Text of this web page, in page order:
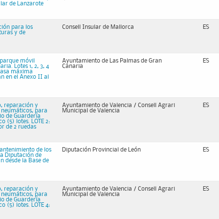
de Lanzarote
para los
y de
Consell Insular de Mallorca ES
móvil
Lotes 1, 2, 3, 4
máxima
en el Anexo II al
Ayuntamiento de Las Palmas de Gran
Canaria
ES
reparación y
para
de Guardería
(5) lotes. LOTE 2:
de 2 ruedas
Ayuntamiento de Valencia / Consell Agrari
Municipal de Valencia
ES
de los
Diputación de
desde la Base de
Diputación Provincial de León ES
reparación y
para
de Guardería
(5) lotes. LOTE 4:
Ayuntamiento de Valencia / Consell Agrari
Municipal de Valencia
ES